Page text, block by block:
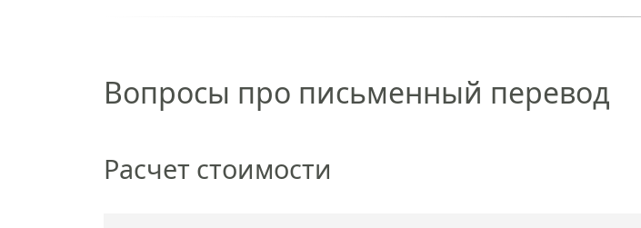
Вопросы про письменный перевод
Расчет стоимости